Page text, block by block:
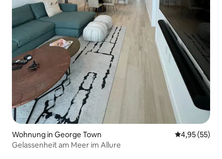
Wohnung in George Town
4,95 (55)
Gelassenheit am Meer im Allure